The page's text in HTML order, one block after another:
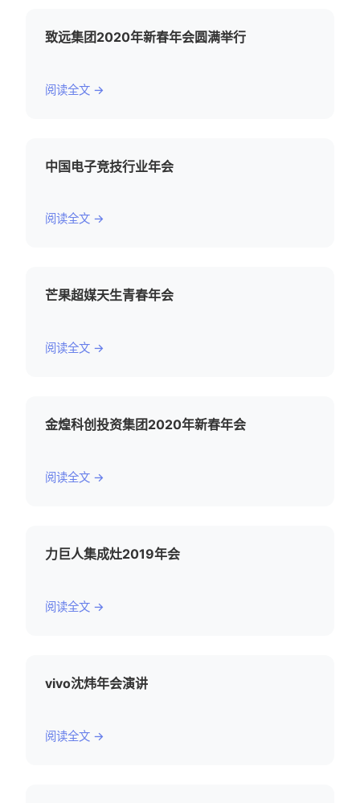
致远集团2020年新春年会圆满举行
阅读全文 →
中国电子竞技行业年会
阅读全文 →
芒果超媒天生青春年会
阅读全文 →
金煌科创投资集团2020年新春年会
阅读全文 →
力巨人集成灶2019年会
阅读全文 →
vivo沈炜年会演讲
阅读全文 →